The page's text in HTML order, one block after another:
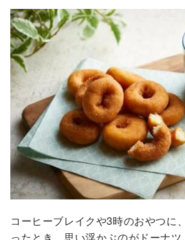
21位: シンプルチョコ生地に砂糖がけ！ し
22位: 甘みの強さで好みが分かれるオー
23位: ギザギザドーナツが好きな人は
【まとめ】ミスド大好き識者が選ぶ
コーヒーブレイクや3時のおやつに